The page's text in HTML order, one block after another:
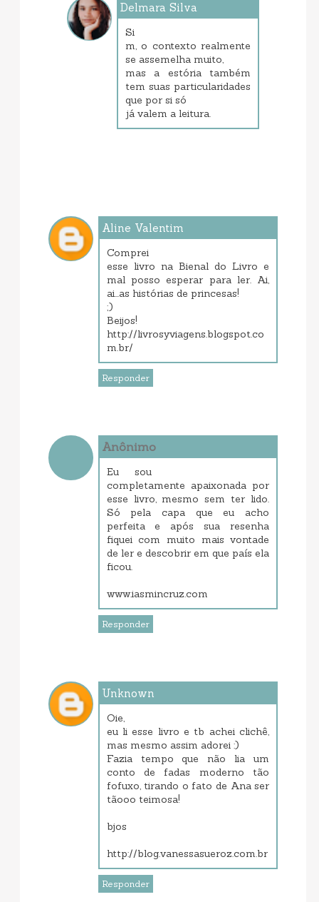
Delmara Silva
Si
m, o contexto realmente
se assemelha muito,
mas a estória também
tem suas particularidades
que por si só
já valem a leitura.
Aline Valentim
Comprei
esse livro na Bienal do Livro e
mal posso esperar para ler. Ai,
ai...as histórias de princesas!
;)
Beijos!
http://livrosyviagens.blogspot.co
m.br/
Responder
Anônimo
Eu sou
completamente apaixonada por
esse livro, mesmo sem ter lido.
Só pela capa que eu acho
perfeita e após sua resenha
fiquei com muito mais vontade
de ler e descobrir em que país ela
ficou.
www.iasmincruz.com
Responder
Unknown
Oie,
eu li esse livro e tb achei clichê,
mas mesmo assim adorei :)
Fazia tempo que não lia um
conto de fadas moderno tão
fofuxo, tirando o fato de Ana ser
tãooo teimosa!
bjos
http://blog.vanessasueroz.com.br
Responder